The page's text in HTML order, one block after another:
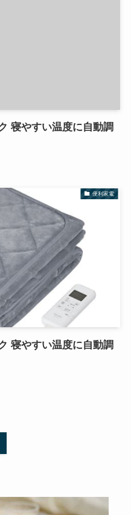
寝やすい温度に自動調
便利家電
寝やすい温度に自動調